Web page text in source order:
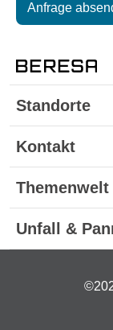
Anfrage
Standorte
Kontakt
Themenwelt
Unfall &